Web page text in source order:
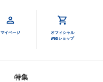
マイページ
オフィシャル
webショップ
特集